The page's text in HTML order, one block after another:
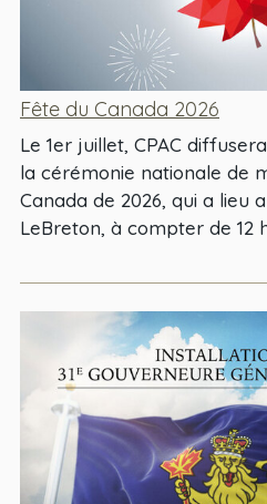
Fête du Canada 2026
Le 1er juillet, CPAC
la cérémonie nationale de
Canada de 2026, qui a lieu
LeBreton, à compter de 12